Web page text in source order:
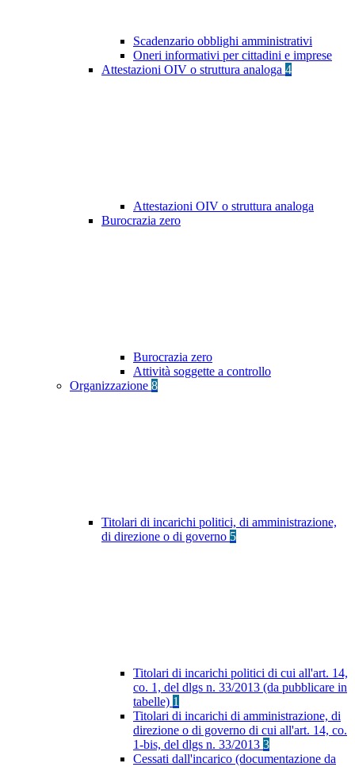
Scadenzario obblighi amministrativi
Oneri informativi per cittadini e imprese
Attestazioni OIV o struttura analoga 4
Attestazioni OIV o struttura analoga
Burocrazia zero
Burocrazia zero
Attività soggette a controllo
Organizzazione 8
Titolari di incarichi politici, di amministrazione,
di direzione o di governo 5
Titolari di incarichi politici di cui all'art. 14,
co. 1, del dlgs n. 33/2013 (da pubblicare in
tabelle) 1
Titolari di incarichi di amministrazione, di
direzione o di governo di cui all'art. 14, co.
1-bis, del dlgs n. 33/2013 3
Cessati dall'incarico (documentazione da